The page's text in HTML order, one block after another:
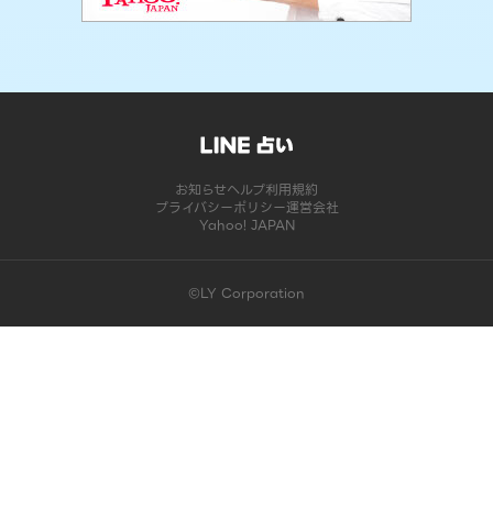
お知らせヘルプ利用規約
プライバシーポリシー運営会社
Yahoo! JAPAN
©LY Corporation
このコンテンツは掲載が終了しました | LINE占い